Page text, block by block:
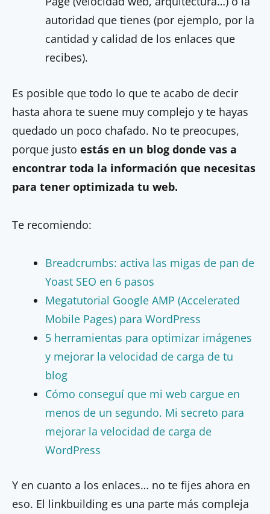
autoridad que tienes (por ejemplo, por la
cantidad y calidad de los enlaces que
recibes).
Es posible que todo lo que te acabo de decir
hasta ahora te suene muy complejo y te hayas
quedado un poco chafado. No te preocupes,
porque justo estás en un blog donde vas a
encontrar toda la información que necesitas
para tener optimizada tu web.
Te recomiendo:
Breadcrumbs: activa las migas de pan de
Yoast SEO en 6 pasos
Megatutorial Google AMP (Accelerated
Mobile Pages) para WordPress
5 herramientas para optimizar imágenes
y mejorar la velocidad de carga de tu
blog
Cómo conseguí que mi web cargue en
menos de un segundo. Mi secreto para
mejorar la velocidad de carga de
WordPress
Y en cuanto a los enlaces… no te fijes ahora en
eso. El linkbuilding es una parte más compleja